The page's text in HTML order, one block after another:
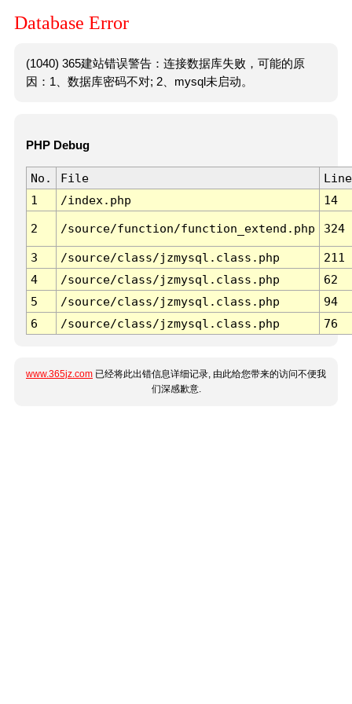
Database Error
(1040) 365建站错误警告：连接数据库失败，可能的原
因：1、数据库密码不对; 2、mysql未启动。
PHP Debug
No. File
Line
1
/index.php 14
2 /source/function/function_extend.php 324
3 /source/class/jzmysql.class.php
211
4
/source/class/jzmysql.class.php
62
5
/source/class/jzmysql.class.php
94
6
/source/class/jzmysql.class.php 76
www.365jz.com 已经将此出错信息详细记录, 由此给您带来的访问不便我
们深感歉意.